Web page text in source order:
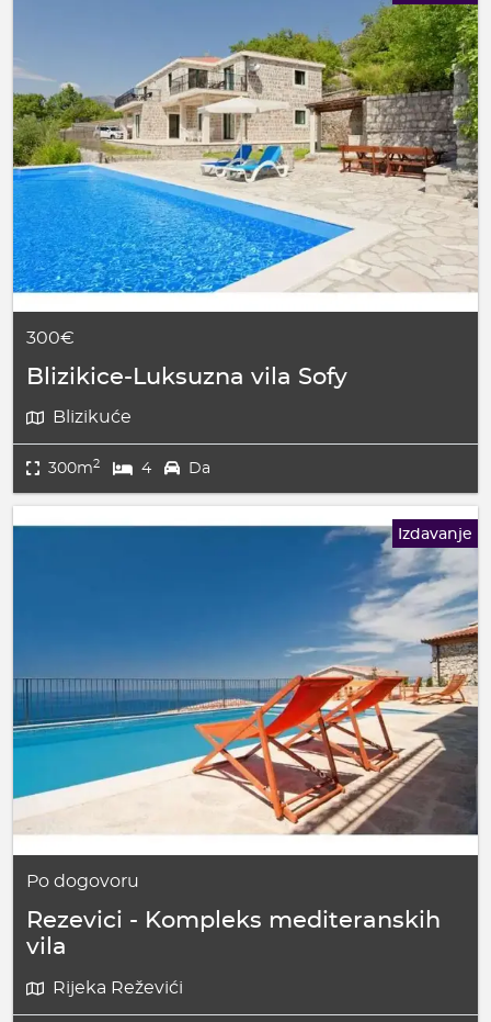
300€
Blizikice-Luksuzna vila Sofy
Blizikuće
300m2 4 Da
Izdavanje
Po dogovoru
Rezevici - Kompleks mediteranskih
vila
Rijeka Reževići